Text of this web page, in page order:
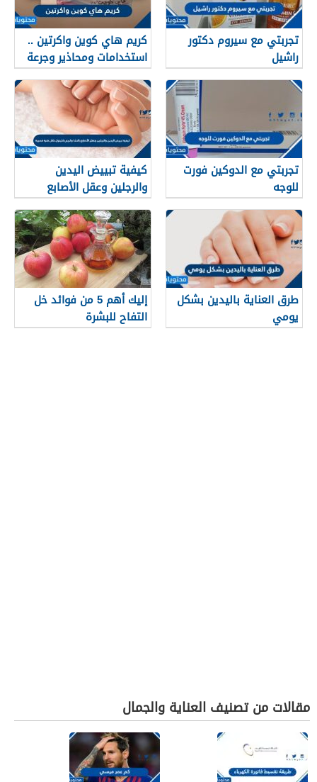
تجربتي مع سيروم دكتور
راشيل
كريم هاي كوين واكرتين ..
استخدامات ومحاذير وجرعة
استخدام كل منهما
تجربتي مع الدوكين فورت
للوجه
كيفية تبييض اليدين
والرجلين وعقل الأصابع
بالنشا وكريم بانثينول خلال
فترة قصيرة
طرق العناية باليدين بشكل
يومي
إليك أهم 5 من فوائد خل
التفاح للبشرة
مقالات من تصنيف العناية والجمال